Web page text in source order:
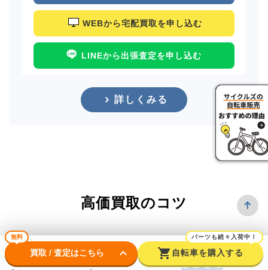
WEBから宅配買取を申し込む
LINEから出張査定を申し込む
詳しくみる
高価買取のコツ
できるだけ
無料
買取 / 査定はこちら keyboard_arrow_down shopping_cart
パーツも続々入荷中！
自転車を購入する